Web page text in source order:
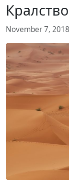
November 7, 2018